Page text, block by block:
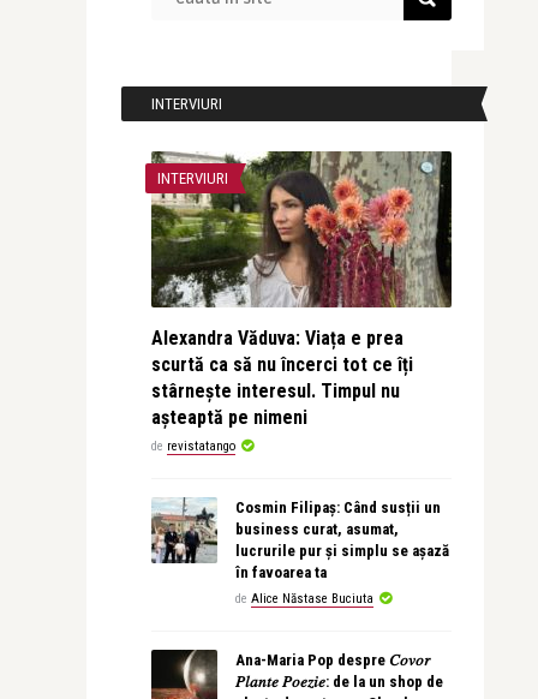
INTERVIURI
INTERVIURI
Alexandra Văduva: Viața e prea
scurtă ca să nu încerci tot ce îți
stârnește interesul. Timpul nu
așteaptă pe nimeni
de revistatango
Cosmin Filipaș: Când susții un
business curat, asumat,
lucrurile pur și simplu se așază
în favoarea ta
de Alice Năstase Buciuta
Ana-Maria Pop despre 𝐶𝑜𝑣𝑜𝑟
𝑃𝑙𝑎𝑛𝑡𝑒 𝑃𝑜𝑒𝑧𝑖𝑒: de la un shop de